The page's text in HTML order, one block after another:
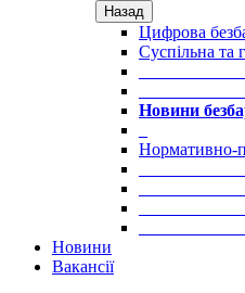
Назад
Цифрова
Суспільна та
Новини
Нормативно-
Новини
Вакансії